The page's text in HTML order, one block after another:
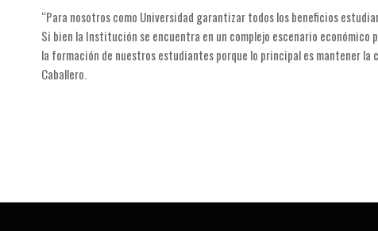
“Para nosotros como Universidad garantizar todos los beneficios
Si bien la Institución se encuentra en un complejo escenario económico
la formación de nuestros estudiantes porque lo principal es mantener
Caballero.